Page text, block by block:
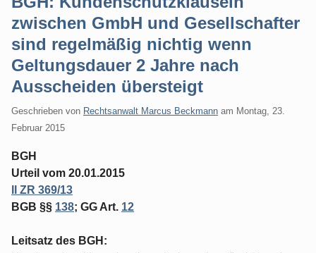
zwischen GmbH und Gesellschafter
sind regelmäßig nichtig wenn
Geltungsdauer 2 Jahre nach
Ausscheiden übersteigt
Geschrieben von Rechtsanwalt Marcus Beckmann am Montag, 23.
Februar 2015
BGH
Urteil vom 20.01.2015
II ZR 369/13
BGB §§ 138; GG Art. 12
Leitsatz des BGH: